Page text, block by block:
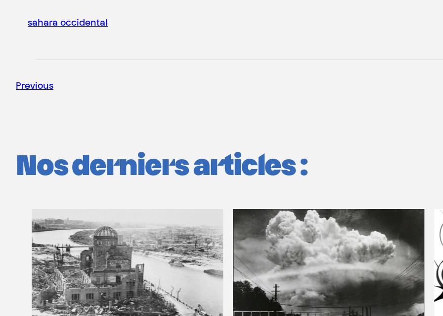
sahara occidental
Previous
Nos derniers articles :